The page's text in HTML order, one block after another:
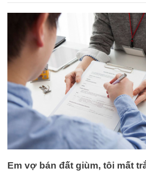
Em vợ bán đất giùm, tôi mất